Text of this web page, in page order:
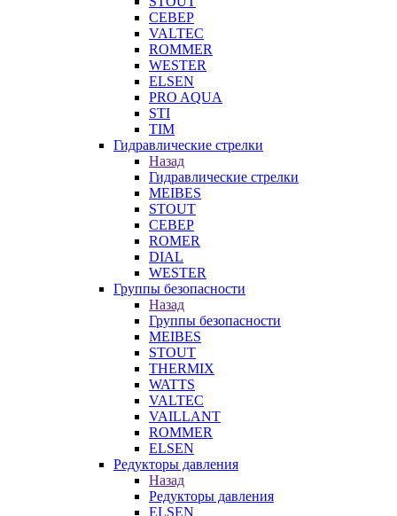
СЕВЕР
VALTEC
ROMMER
WESTER
ELSEN
PRO AQUA
STI
TIM
Гидравлические стрелки
Назад
Гидравлические стрелки
MEIBES
STOUT
СЕВЕР
ROMER
DIAL
WESTER
Группы безопасности
Назад
Группы безопасности
MEIBES
STOUT
THERMIX
WATTS
VALTEC
VAILLANT
ROMMER
ELSEN
Редукторы давления
Назад
Редукторы давления
ELSEN